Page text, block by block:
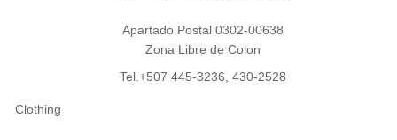
Apartado Postal 0302-00638
Zona Libre de Colon
Tel.+507 445-3236, 430-2528
Clothing